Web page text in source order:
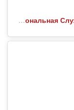
Публикация от Региональная Служба Коммуникаций СКО (@rsk.sko.kz)